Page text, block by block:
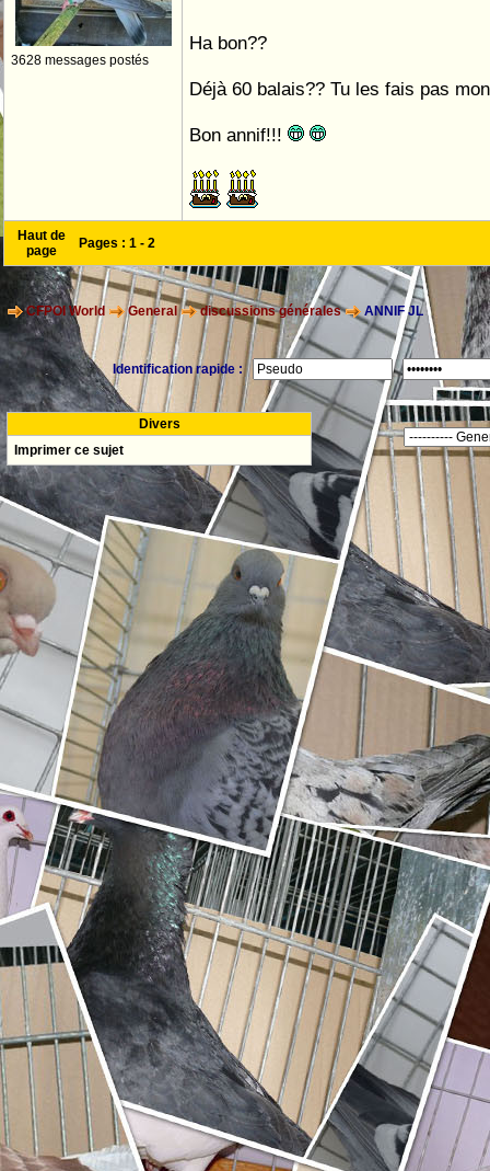
3628 messages postés
Ha bon??
Déjà 60 balais?? Tu les fais pas
Bon annif!!!
Haut de
page
Pages : 1 - 2
CFPOI World General discussions générales ANNIF JL
Identification rapide :
Divers
Imprimer ce sujet